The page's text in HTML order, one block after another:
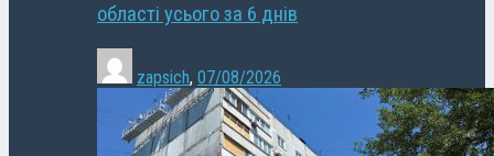
області усього за 6 днів
zapsich, 07/08/2026